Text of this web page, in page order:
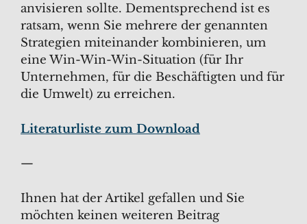
anvisieren sollte. Dementsprechend ist es
ratsam, wenn Sie mehrere der genannten
Strategien miteinander kombinieren, um
eine Win-Win-Win-Situation (für Ihr
Unternehmen, für die Beschäftigten und für
die Umwelt) zu erreichen.
Literaturliste zum Download
—
Ihnen hat der Artikel gefallen und Sie
möchten keinen weiteren Beitrag